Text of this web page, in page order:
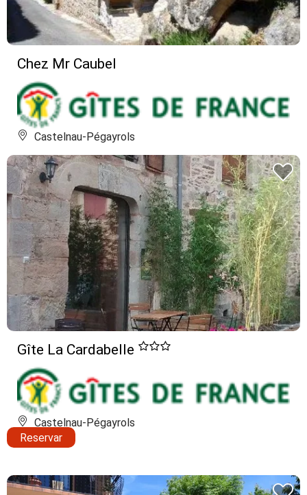
Chez Mr Caubel
Castelnau-Pégayrols
Gîte La Cardabelle
Castelnau-Pégayrols
Reservar